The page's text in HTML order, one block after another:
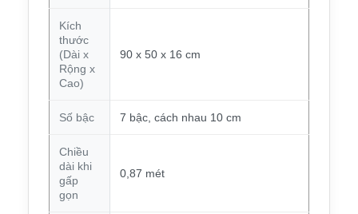
Kích
thước
(Dài x
Rộng x
Cao)
90 x 50 x 16 cm
Số bậc 7 bậc, cách nhau 10 cm
Chiều
dài khi
gấp
gọn
0,87 mét